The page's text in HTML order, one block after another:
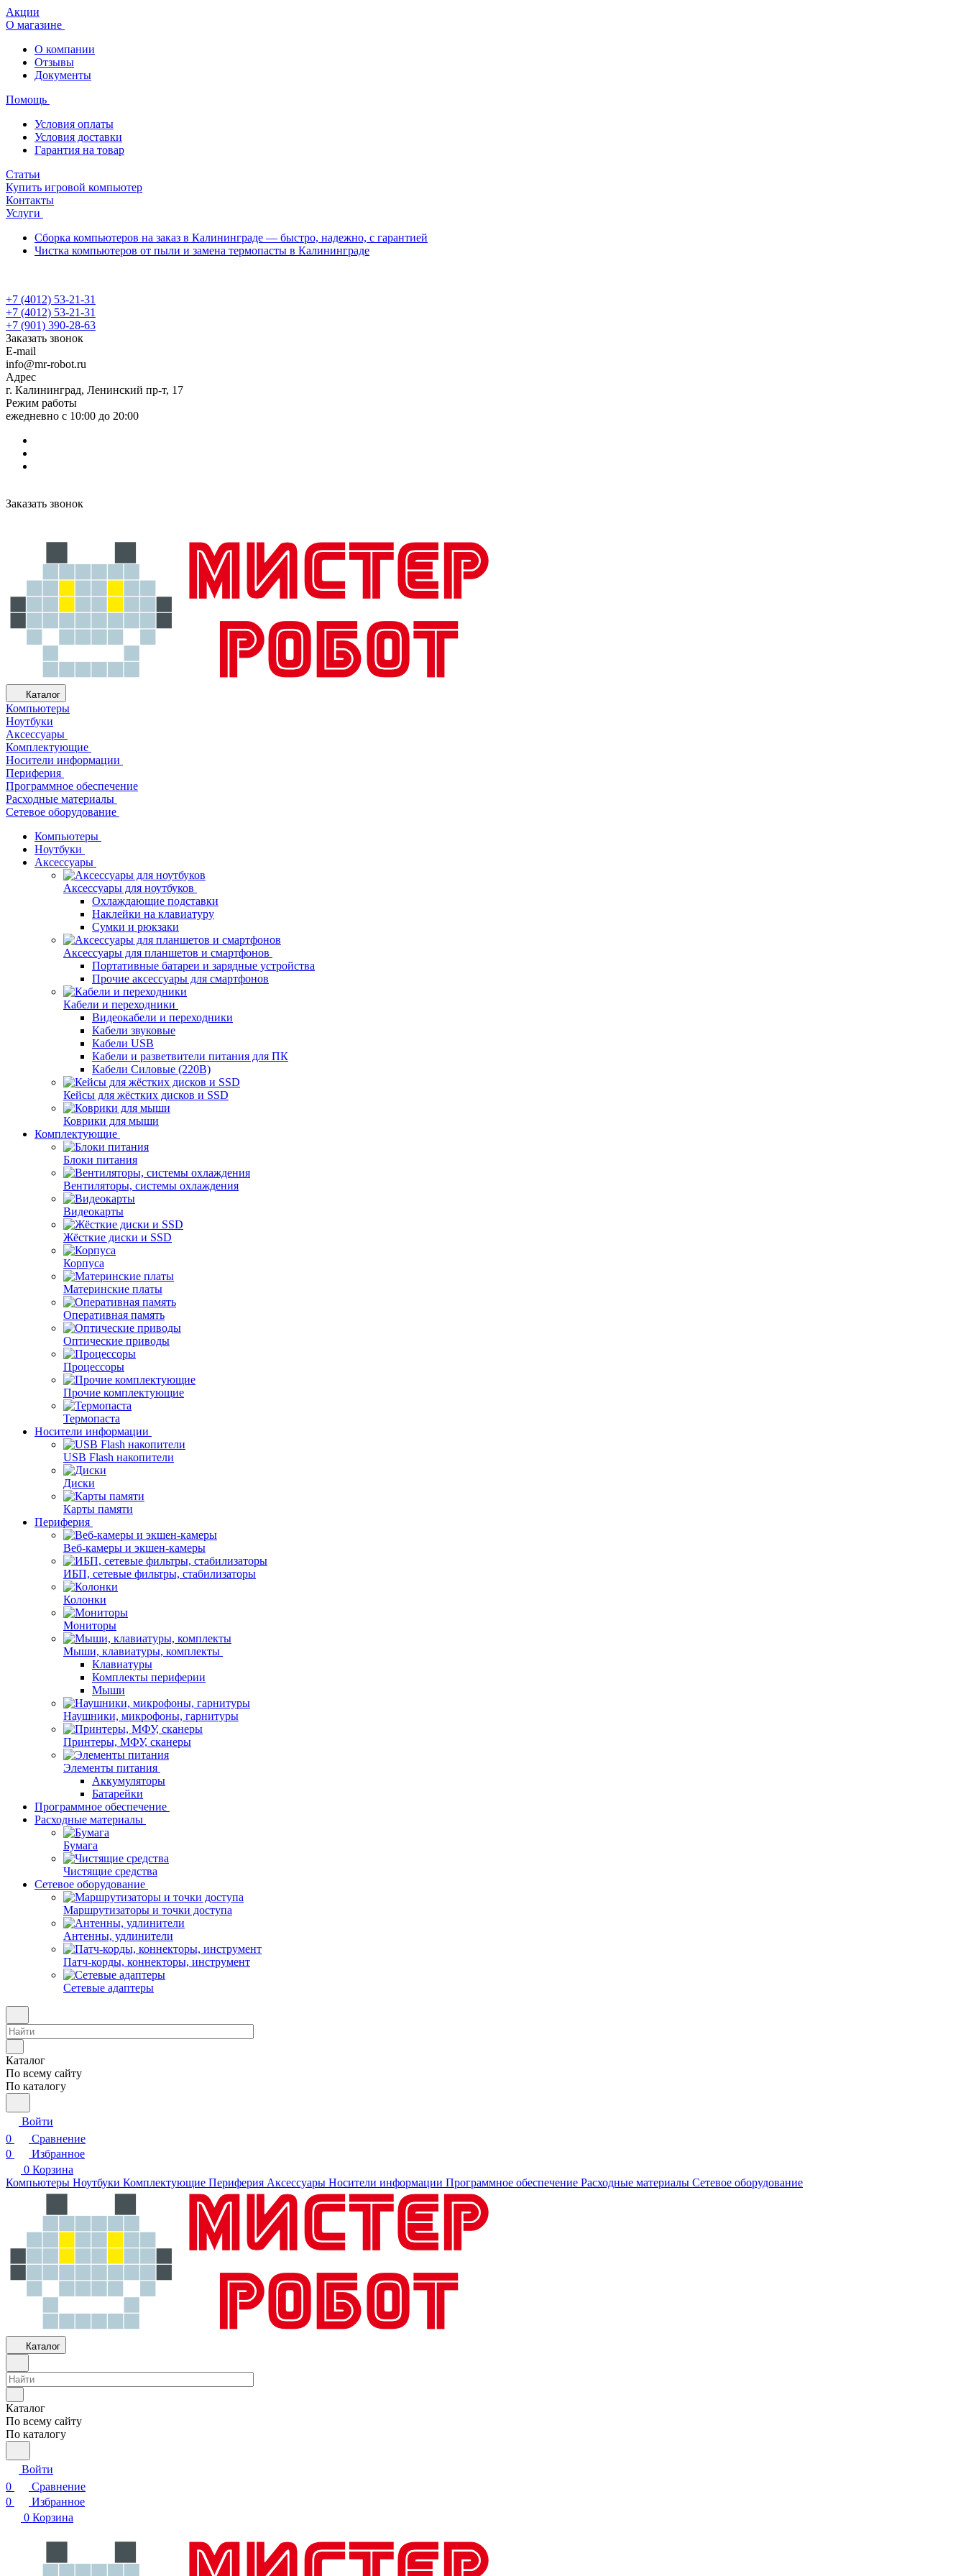
Акции
О магазине
О компании
Отзывы
Документы
Помощь
Условия оплаты
Условия доставки
Гарантия на товар
Статьи
Купить игровой компьютер
Контакты
Услуги
Сборка компьютеров на заказ в Калининграде — быстро, надежно, с гарантией
Чистка компьютеров от пыли и замена термопасты в Калининграде
+7 (4012) 53-21-31
+7 (4012) 53-21-31
+7 (901) 390-28-63
Заказать звонок
E-mail
info@mr-robot.ru
Адрес
г. Калининград, Ленинский пр-т, 17
Режим работы
ежедневно с 10:00 до 20:00
Заказать звонок
Каталог
Компьютеры
Ноутбуки
Аксессуары
Комплектующие
Носители информации
Периферия
Программное обеспечение
Расходные материалы
Сетевое оборудование
Компьютеры
Ноутбуки
Аксессуары
Аксессуары для ноутбуков
Охлаждающие подставки
Наклейки на клавиатуру
Сумки и рюкзаки
Аксессуары для планшетов и смартфонов
Портативные батареи и зарядные устройства
Прочие аксессуары для смартфонов
Кабели и переходники
Видеокабели и переходники
Кабели звуковые
Кабели USB
Кабели и разветвители питания для ПК
Кабели Силовые (220В)
Кейсы для жёстких дисков и SSD
Коврики для мыши
Комплектующие
Блоки питания
Вентиляторы, системы охлаждения
Видеокарты
Жёсткие диски и SSD
Корпуса
Материнские платы
Оперативная память
Оптические приводы
Процессоры
Прочие комплектующие
Термопаста
Носители информации
USB Flash накопители
Диски
Карты памяти
Периферия
Веб-камеры и экшен-камеры
ИБП, сетевые фильтры, стабилизаторы
Колонки
Мониторы
Мыши, клавиатуры, комплекты
Клавиатуры
Комплекты периферии
Мыши
Наушники, микрофоны, гарнитуры
Принтеры, МФУ, сканеры
Элементы питания
Аккумуляторы
Батарейки
Программное обеспечение
Расходные материалы
Бумага
Чистящие средства
Сетевое оборудование
Маршрутизаторы и точки доступа
Антенны, удлинители
Патч-корды, коннекторы, инструмент
Сетевые адаптеры
Каталог
По всему сайту
По каталогу
Войти
0
Сравнение
0
Избранное
0 Корзина
Компьютеры Ноутбуки Комплектующие Периферия Аксессуары Носители информации Программное обеспечение Расходные материалы Сетевое оборудование
Каталог
Каталог
По всему сайту
По каталогу
Войти
0
Сравнение
0
Избранное
0 Корзина